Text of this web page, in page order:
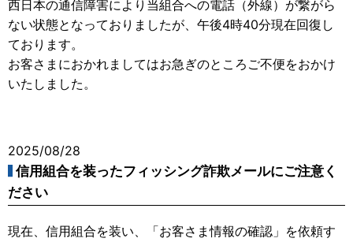
西日本の通信障害により当組合への電話（外線）が繋がら
ない状態となっておりましたが、午後4時40分現在回復し
ております。
お客さまにおかれましてはお急ぎのところご不便をおかけ
いたしました。
2025/08/28
信用組合を装ったフィッシング詐欺メールにご注意く
ださい
現在、信用組合を装い、「お客さま情報の確認」を依頼す